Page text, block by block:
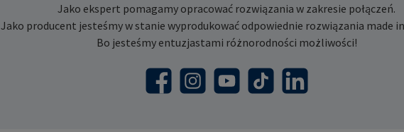
Jako ekspert pomagamy opracować rozwiązania w zakresie połączeń.
Jako producent jesteśmy w stanie wyprodukować odpowiednie rozwiązania made
Bo jesteśmy entuzjastami różnorodności możliwości!
FacebookInstagramYouTubeTikTok LinkedIn